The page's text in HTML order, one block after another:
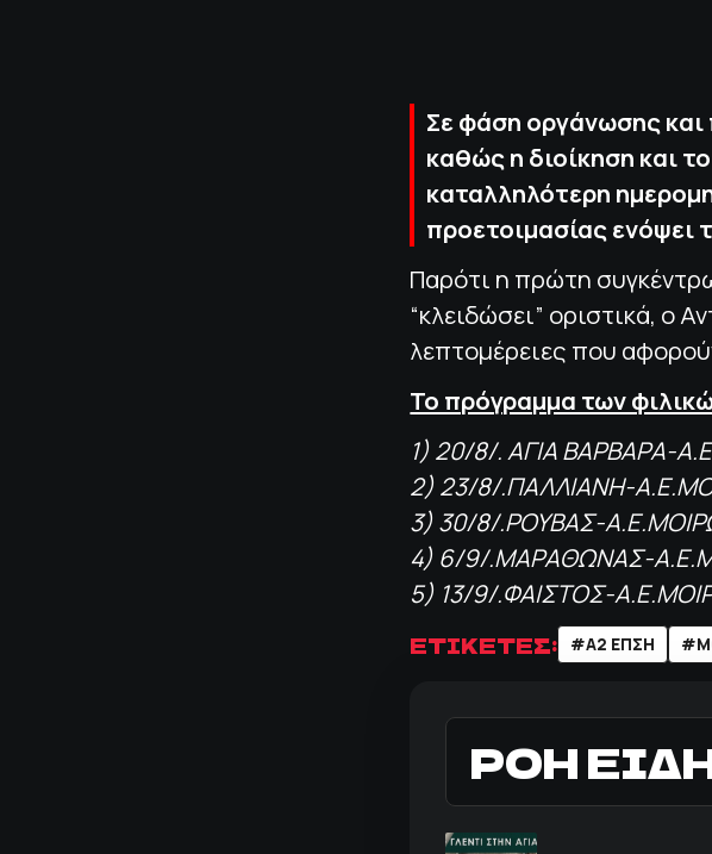
Σε φάση οργάνωσης και
καθώς η διοίκηση και
καταλληλότερη
προετοιμασίας ενόψει
Παρότι η πρώτη
“κλειδώσει” οριστικά, ο
λεπτομέρειες που
Το πρόγραμμα των
1) 20/8/. ΑΓΙΑ ΒΑΡΒΑΡΑ-
2) 23/8/.ΠΑΛΛΙΑΝΗ-
3) 30/8/.ΡΟΥΒΑΣ-
4) 6/9/.ΜΑΡΑΘΩΝΑΣ-
5) 13/9/.ΦΑΙΣΤΟΣ-
ΕΤΙΚΕΤΕΣ: #Α2 ΕΠΣΗ
ΡΟΗ